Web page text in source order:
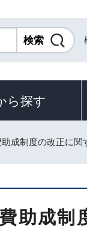
ら探す
成制度の改正に関
助成制